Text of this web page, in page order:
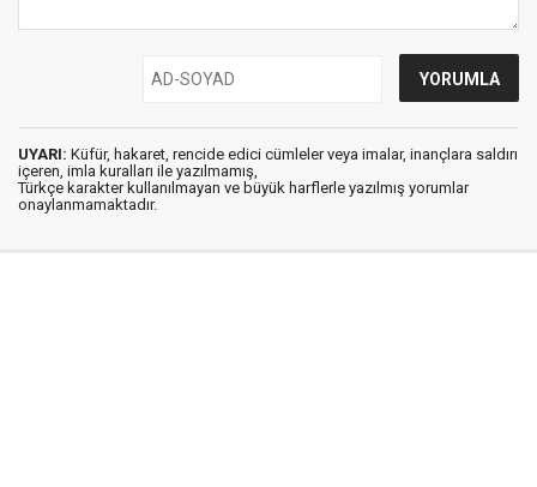
UYARI: Küfür, hakaret, rencide edici cümleler veya imalar, inançlara saldırı
içeren, imla kuralları ile yazılmamış,
Türkçe karakter kullanılmayan ve büyük harflerle yazılmış yorumlar
onaylanmamaktadır.